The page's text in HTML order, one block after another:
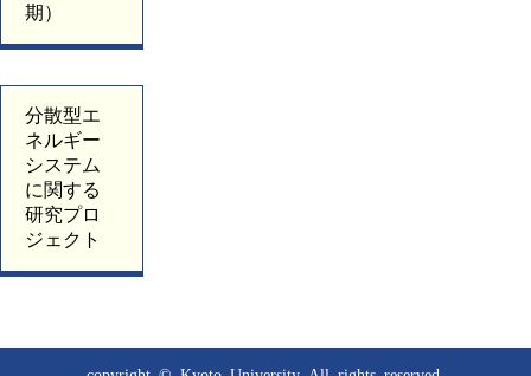
期）
分散型エ
ネルギー
システム
に関する
研究プロ
ジェクト